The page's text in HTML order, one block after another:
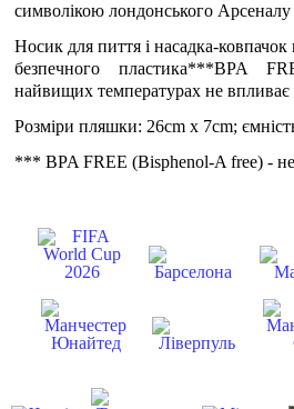
символікою лондонського Арсеналу
Носик для пиття і насадка-
безпечного пластика***BPA
найвищих температурах не впливає
Розміри пляшки: 26cm x 7cm;
*** BPA FREE (Bisphenol-A free) - не